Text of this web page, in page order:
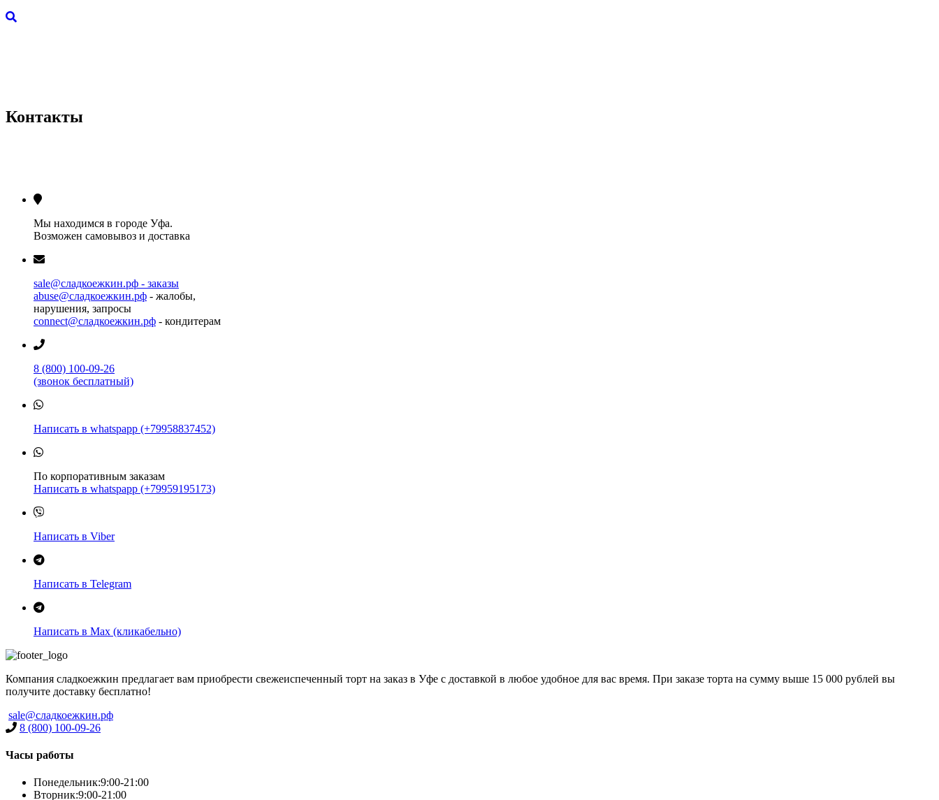
Контакты
Мы находимся в городе Уфа.
Возможен самовывоз и доставка
sale@сладкоежкин.рф - заказы
abuse@сладкоежкин.рф - жалобы,
нарушения, запросы
connect@сладкоежкин.рф - кондитерам
8 (800) 100-09-26
(звонок бесплатный)
Написать в whatspapp (+79958837452)
По корпоративным заказам
Написать в whatspapp (+79959195173)
Написать в Viber
Написать в Telegram
Написать в Max (кликабельно)
Компания сладкоежкин предлагает вам приобрести свежеиспеченный торт на заказ в Уфе с доставкой в любое удобное для вас время. При заказе торта на сумму выше 15 000 рублей вы
получите доставку бесплатно!
sale@сладкоежкин.рф
8 (800) 100-09-26
Часы работы
Понедельник:9:00-21:00
Вторник:9:00-21:00